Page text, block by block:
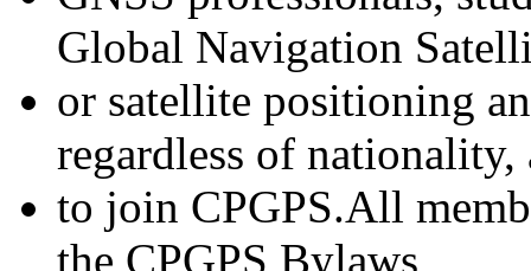
Global Navigation
or satellite positioning
regardless of nationality,
to join CPGPS.All
the CPGPS Bylaws